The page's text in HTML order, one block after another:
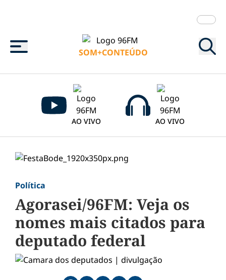
Menu
SOM+CONTEÚDO
AO VIVO AO VIVO
Política
Agorasei/96FM: Veja os
nomes mais citados para
deputado federal